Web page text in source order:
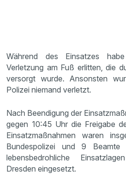
Während des Einsatzes
Verletzung am Fuß erlitten, die
versorgt wurde. Ansonsten
Polizei niemand verletzt.
Nach Beendigung der
gegen 10:45 Uhr die Freigabe
Einsatzmaßnahmen waren
Bundespolizei und 9 Beamte
lebensbedrohliche
Dresden eingesetzt.